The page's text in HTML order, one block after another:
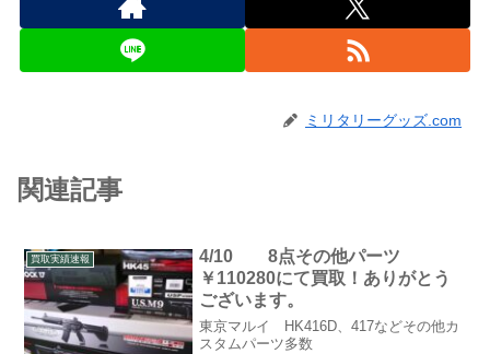
ミリタリーグッズ.com
関連記事
買取実績速報
4/10 8点その他パーツ
￥110280にて買取！ありがとう
ございます。
東京マルイ HK416D、417などその他カ
スタムパーツ多数